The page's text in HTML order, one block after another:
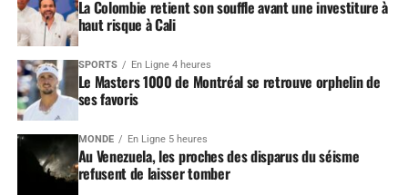
La Colombie retient son souffle avant une investiture à
haut risque à Cali
SPORTS En Ligne 4 heures
Le Masters 1000 de Montréal se retrouve orphelin de
ses favoris
MONDE En Ligne 5 heures
Au Venezuela, les proches des disparus du séisme
refusent de laisser tomber